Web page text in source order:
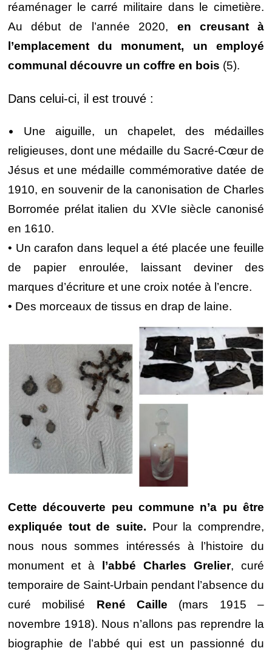
réaménager le carré militaire dans le cimetière.
Au début de l’année 2020, en creusant à
l’emplacement du monument, un employé
communal découvre un coffre en bois (5).
Dans celui-ci, il est trouvé :
•
Une aiguille, un chapelet, des médailles
religieuses, dont une médaille du Sacré-Cœur de
Jésus et une médaille commémorative datée de
1910, en souvenir de la canonisation de Charles
Borromée prélat italien du XVIe siècle canonisé
en 1610.
• Un carafon dans lequel a été placée une feuille
de papier enroulée, laissant deviner des
marques d’écriture et une croix notée à l’encre.
• Des morceaux de tissus en drap de laine.
Cette découverte peu commune n’a pu être
expliquée tout de suite. Pour la comprendre,
nous nous sommes intéressés à l’histoire du
monument et à
l’abbé Charles Grelier, curé
temporaire de Saint-Urbain pendant l’absence du
curé mobilisé René Caille (mars 1915 –
novembre 1918). Nous n’allons pas reprendre la
biographie de l’abbé qui est un passionné du